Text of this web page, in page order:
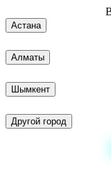
Астана
Алматы
Шымкент
Другой город